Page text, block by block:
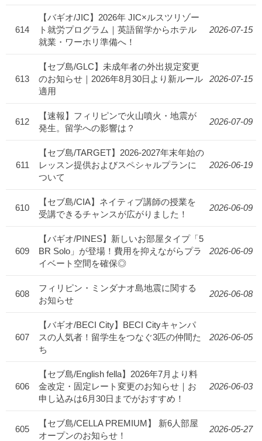
614
【バギオ/JIC】2026年 JIC×ルスツリゾー
ト就労プログラム｜英語留学からホテル
就業・ワーホリ準備へ！
2026-07-15
613
【セブ島/GLC】未成年者の外出規定変更
のお知らせ｜2026年8月30日より新ルール
適用
2026-07-15
612
【速報】フィリピンで火山噴火・地震が
発生。留学への影響は？
2026-07-09
611
【セブ島/TARGET】2026-2027年末年始の
レッスン提供およびスペシャルプランに
ついて
2026-06-19
610
【セブ島/CIA】ネイティブ講師の授業を
受講できるチャンスが広がりました！
2026-06-09
609
【バギオ/PINES】新しいお部屋タイプ「5
BR Solo」が登場！費用を抑えながらプラ
イベート空間を確保◎
2026-06-09
608
フィリピン・ミンダナオ島地震に関する
お知らせ
2026-06-08
607
【バギオ/BECI City】BECI Cityキャンパ
スの人気者！留学生をつなぐ3匹の仲間た
ち
2026-06-05
606
【セブ島/English fella】2026年7月より料
金改定・固定レート変更のお知らせ｜お
申し込みは6月30日までがおすすめ！
2026-06-03
605
【セブ島/CELLA PREMIUM】 新6人部屋
オープンのお知らせ！
2026-05-27